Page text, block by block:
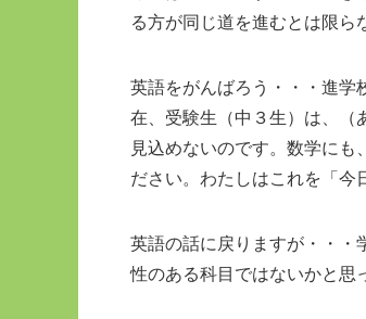
る方が同じ道を進むとは限ら
英語をがんばろう・・・進学
在、受験生（中３生）は、（
見込めないのです。数学にも
ださい。わたしはこれを「今
英語の話に戻りますが・・・
性のある科目ではないかと思